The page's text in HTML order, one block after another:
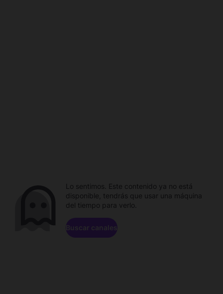
Lo sentimos. Este contenido ya no está
disponible, tendrás que usar una máquina
del tiempo para verlo.
Buscar canales